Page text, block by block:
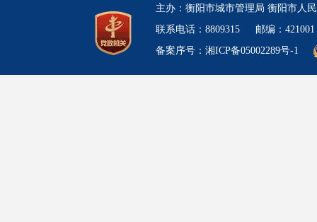
主办：衡阳市城市管理局 衡阳市人
联系电话：8809315 邮编：
备案序号：湘ICP备05002289号-1